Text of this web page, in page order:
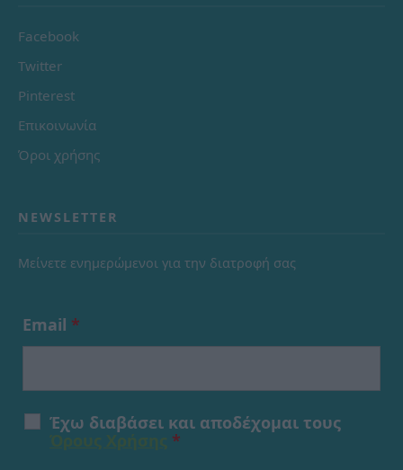
Facebook
Twitter
Pinterest
Επικοινωνία
Όροι χρήσης
NEWSLETTER
Μείνετε ενημερώμενοι για την διατροφή σας
Email *
Έχω διαβάσει και αποδέχομαι τους
*